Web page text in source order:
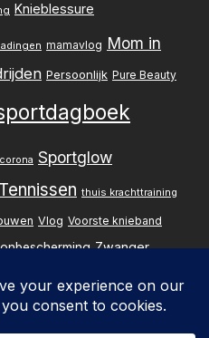
Knieblessure
mamavlog Mom in
Persoonlijk Pure Beauty
Sportglow
Tennissen thuis krachttraining
Vlog Voorste knieband
Zwanger